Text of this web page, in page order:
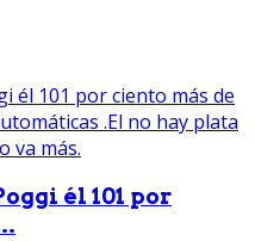
él 101 por